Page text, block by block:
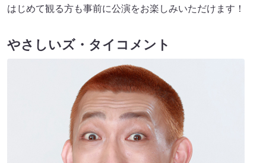
はじめて観る方も事前に公演をお楽しみいただけます！
やさしいズ・タイコメント